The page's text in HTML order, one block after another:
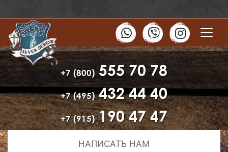
+7 (800) 555 70 78
+7 (495)432 44 40
+7 (915)190 47 47
НАПИСАТЬ НАМ